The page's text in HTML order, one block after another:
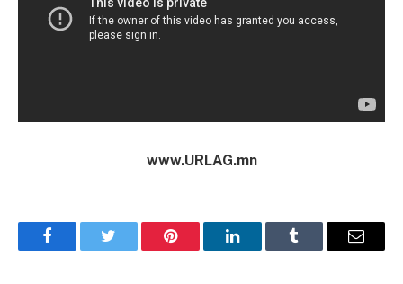
www.URLAG.mn
FacebookTwitter Pinterest LinkedInTumblr Имэйл